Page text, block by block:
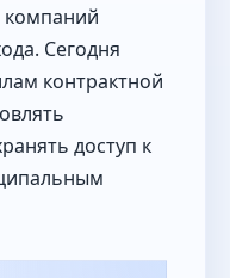
компаний
Сегодня
контрактной
доступ к